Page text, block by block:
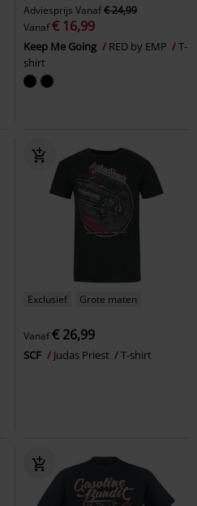
Adviesprijs Vanaf€ 24,99
Vanaf€ 16,99
Keep Me Going RED by EMP
T-
shirt
Exclusief Grote maten
Vanaf€ 26,99
SCF Judas Priest T-shirt